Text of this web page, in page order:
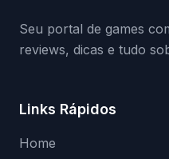
Seu portal de games
reviews, dicas e tudo
Links Rápidos
Home